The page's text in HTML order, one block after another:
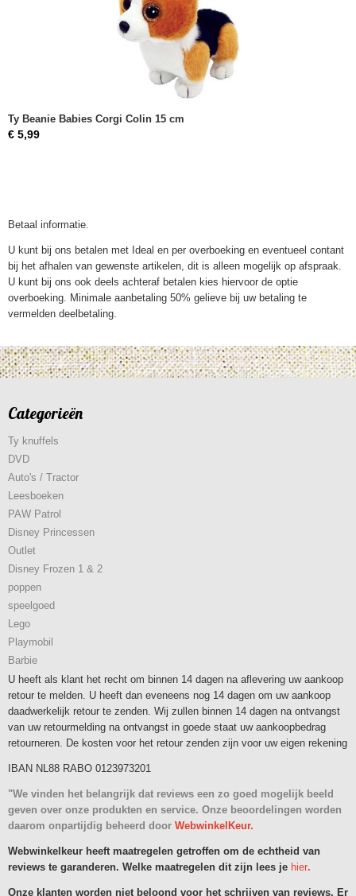
Ty Beanie Babies Corgi Colin 15 cm
€ 5,99
Betaal informatie.
U kunt bij ons betalen met Ideal en per overboeking en eventueel contant
bij het afhalen van gewenste artikelen, dit is alleen mogelijk op afspraak.
U kunt bij ons ook deels achteraf betalen kies hiervoor de optie
overboeking. Minimale aanbetaling 50% gelieve bij uw betaling te
vermelden deelbetaling.
Categorieën
Ty knuffels
DVD
Auto's / Tractor
Leesboeken
PAW Patrol
Disney Princessen
Outlet
Disney Frozen 1 & 2
poppen
speelgoed
Lego
Playmobil
Barbie
U heeft als klant het recht om binnen 14 dagen na aflevering uw aankoop
retour te melden. U heeft dan eveneens nog 14 dagen om uw aankoop
daadwerkelijk retour te zenden. Wij zullen binnen 14 dagen na ontvangst
van uw retourmelding na ontvangst in goede staat uw aankoopbedrag
retourneren. De kosten voor het retour zenden zijn voor uw eigen rekening
IBAN NL88 RABO 0123973201
"We vinden het belangrijk dat reviews een zo goed mogelijk beeld
geven over onze produkten en service. Onze beoordelingen worden
daarom onpartijdig beheerd door WebwinkelKeur.
Webwinkelkeur heeft maatregelen getroffen om de echtheid van
reviews te garanderen. Welke maatregelen dit zijn lees je hier.
Onze klanten worden niet beloond voor het schrijven van reviews. Er